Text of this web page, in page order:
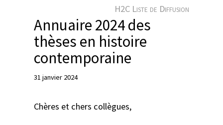
H2C Liste de Diffusion
Annuaire 2024 des
thèses en histoire
contemporaine
31 janvier 2024
Chères et chers collègues,